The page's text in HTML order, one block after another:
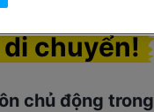
chuyển!
chủ động trong